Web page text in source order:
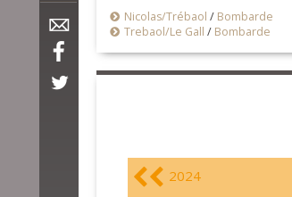
Nicolas/Trébaol / Bombarde
Trebaol/Le Gall / Bombarde
2024